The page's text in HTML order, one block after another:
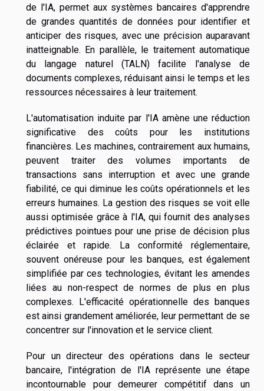
de l'IA, permet aux systèmes bancaires d'apprendre
de grandes quantités de données pour identifier et
anticiper des risques, avec une précision auparavant
inatteignable. En parallèle, le traitement automatique
du langage naturel (TALN) facilite l'analyse de
documents complexes, réduisant ainsi le temps et les
ressources nécessaires à leur traitement.
L'automatisation induite par l'IA amène une réduction
significative des coûts pour les institutions
financières. Les machines, contrairement aux humains,
peuvent traiter des volumes importants de
transactions sans interruption et avec une grande
fiabilité, ce qui diminue les coûts opérationnels et les
erreurs humaines. La gestion des risques se voit elle
aussi optimisée grâce à l'IA, qui fournit des analyses
prédictives pointues pour une prise de décision plus
éclairée et rapide. La conformité réglementaire,
souvent onéreuse pour les banques, est également
simplifiée par ces technologies, évitant les amendes
liées au non-respect de normes de plus en plus
complexes. L'efficacité opérationnelle des banques
est ainsi grandement améliorée, leur permettant de se
concentrer sur l'innovation et le service client.
Pour un directeur des opérations dans le secteur
bancaire, l'intégration de l'IA représente une étape
incontournable pour demeurer compétitif dans un